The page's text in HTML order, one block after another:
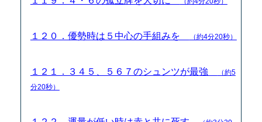
１２０．優勢時は５中心の手組みを （約4分20秒）
１２１．３４５、５６７のシュンツが最強
（約5
分20秒）